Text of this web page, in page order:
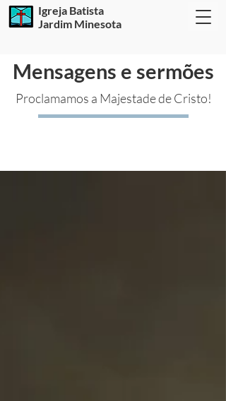
Igreja Batista
Jardim Minesota
Mensagens e sermões
Proclamamos a Majestade de Cristo!